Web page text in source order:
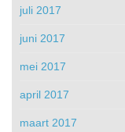
juli 2017
juni 2017
mei 2017
april 2017
maart 2017